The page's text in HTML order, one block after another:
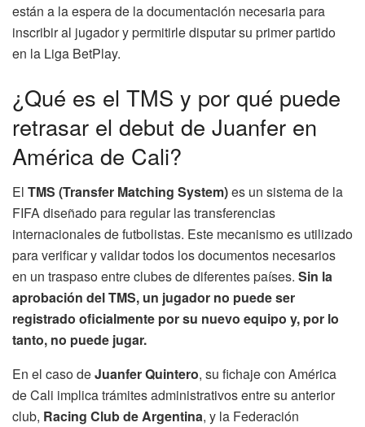
están a la espera de la documentación necesaria para
inscribir al jugador y permitirle disputar su primer partido
en la Liga BetPlay.
¿Qué es el TMS y por qué puede
retrasar el debut de Juanfer en
América de Cali?
El TMS (Transfer Matching System)es un sistema de la
FIFA diseñado para regular las transferencias
internacionales de futbolistas. Este mecanismo es utilizado
para verificar y validar todos los documentos necesarios
en un traspaso entre clubes de diferentes países. Sin la
aprobación del TMS, un jugador no puede ser
registrado oficialmente por su nuevo equipo y, por lo
tanto, no puede jugar.
En el caso deJuanfer Quintero, su fichaje con América
de Cali implica trámites administrativos entre su anterior
club, Racing Club de Argentina, y la Federación